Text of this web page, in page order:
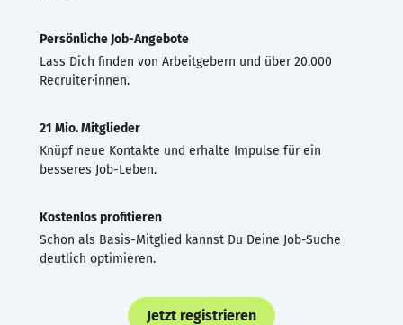
Persönliche Job-Angebote
Lass Dich finden von Arbeitgebern und über 20.000
Recruiter·innen.
21 Mio. Mitglieder
Knüpf neue Kontakte und erhalte Impulse für ein
besseres Job-Leben.
Kostenlos profitieren
Schon als Basis-Mitglied kannst Du Deine Job-Suche
deutlich optimieren.
Jetzt registrieren